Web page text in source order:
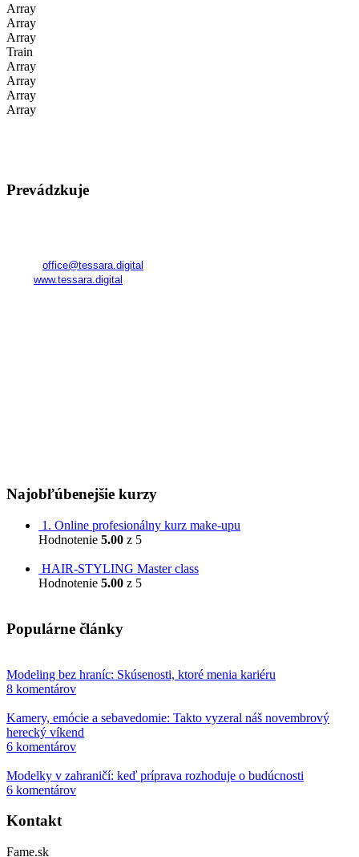
Array
Array
Array
Train
Array
Array
Array
Array
Prevádzkuje
office@tessara.digital
www.tessara.digital
Najobľúbenejšie kurzy
1. Online profesionálny kurz make-upu
Hodnotenie 5.00 z 5
HAIR-STYLING Master class
Hodnotenie 5.00 z 5
Populárne články
Modeling bez hraníc: Skúsenosti, ktoré menia kariéru
8 komentárov
Kamery, emócie a sebavedomie: Takto vyzeral náš novembrový
herecký víkend
6 komentárov
Modelky v zahraničí: keď príprava rozhoduje o budúcnosti
6 komentárov
Kontakt
Fame.sk